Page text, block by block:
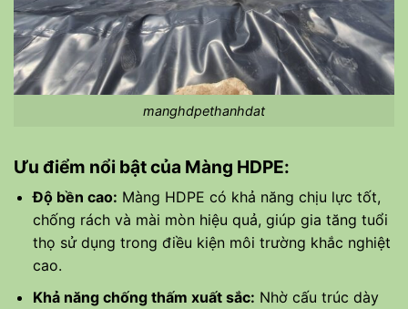
manghdpethanhdat
Ưu điểm nổi bật của Màng HDPE:
Độ bền cao: Màng HDPE có khả năng chịu lực tốt,
chống rách và mài mòn hiệu quả, giúp gia tăng tuổi
thọ sử dụng trong điều kiện môi trường khắc nghiệt
cao.
Khả năng chống thấm xuất sắc: Nhờ cấu trúc dày